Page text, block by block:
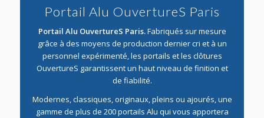
Portail Alu OuvertureS Paris
Portail Alu OuvertureS Paris.Fabriqués sur mesure
grâce à des moyens de production dernier cri et à un
personnel expérimenté, les portails et les clôtures
OuvertureS garantissent un haut niveau de finition et
de fiabilité.
Modernes, classiques, originaux, pleins ou ajourés, une
gamme de plus de 200 portails Alu qui vous apportera